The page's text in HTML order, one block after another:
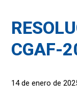
CGAF-
14 de enero de